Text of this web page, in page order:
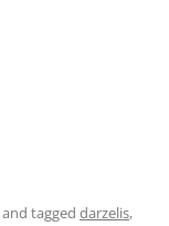
and tagged darzelis,